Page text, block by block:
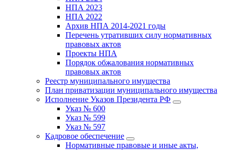
НПА 2023
НПА 2022
Архив НПА 2014-2021 годы
Перечень утративших силу нормативных
правовых актов
Проекты НПА
Порядок обжалования нормативных
правовых актов
Реестр муниципального имущества
План приватизации муниципального имущества
Исполнение Указов Президента РФ
Указ № 600
Указ № 599
Указ № 597
Кадровое обеспечение
Нормативные правовые и иные акты,